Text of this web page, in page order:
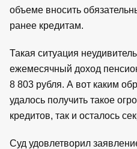
объеме вносить
ранее кредитам.
Такая ситуация
ежемесячный доход
8 803 рубля. А вот каким
удалось получить такое
кредитов, так и осталось
Суд удовлетворил